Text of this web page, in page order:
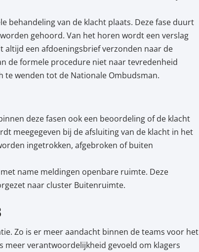
behandeling van de klacht plaats. Deze fase duurt
gehoord. Van het horen wordt een verslag
altijd een afdoeningsbrief verzonden naar de
de formele procedure niet naar tevredenheid
te wenden tot de Nationale Ombudsman.
deze fasen ook een beoordeling of de klacht
meegegeven bij de afsluiting van de klacht in het
ingetrokken, afgebroken of buiten
name meldingen openbare ruimte. Deze
naar cluster Buitenruimte.
Zo is er meer aandacht binnen de teams voor het
verantwoordelijkheid gevoeld om klagers